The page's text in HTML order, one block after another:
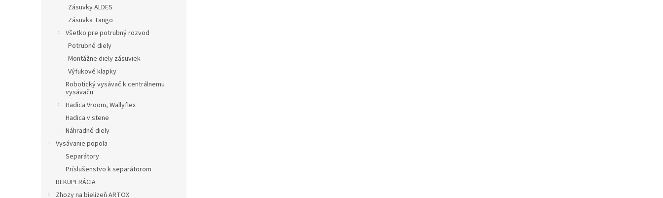
Zásuvky ALDES
Zásuvka Tango
Všetko pre potrubný rozvod
Potrubné diely
Montážne diely zásuviek
Výfukové klapky
Robotický vysávač k centrálnemu
vysávaču
Hadica Vroom, Wallyflex
Hadica v stene
Náhradné diely
Vysávanie popola
Separátory
Príslušenstvo k separátorom
REKUPERÁCIA
Zhozy na bielizeň ARTOX